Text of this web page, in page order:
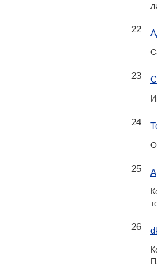
22
23
24
25
26